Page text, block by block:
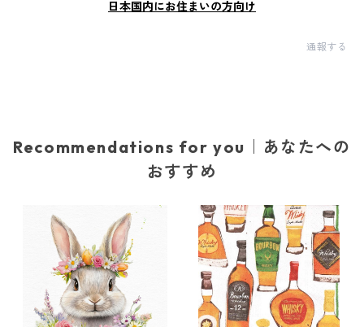
日本国内にお住まいの方向け
通報する
Recommendations for you｜あなたへの
おすすめ